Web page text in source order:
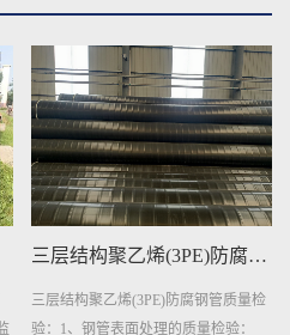
​GB/T23257-2017标准3PE防腐钢管技术要求
GB/T23257-2017标准3PE防腐钢管技术
要求：1、钢管：钢管应符合现行有关